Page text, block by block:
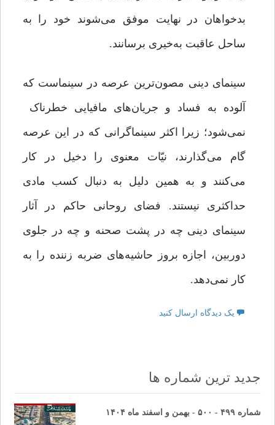
بدخواهان در نهایت موفق می‌شوند خود را به
ساحل عاقبت به‌خیری برسانند.
سینمای دینی مصون‌ترین عرصه در سینماست که
آلوده به فساد و جریان‌های مافیایی خطرناک
نمی‌شود؛ زیرا اکثر سینماگرانی که در این عرصه
گام می‌گذارند، نیّات معنوی را دخیل در کار
می‌کنند و به همین دلیل به دنبال کسب مادی
حداکثری نیستند. فضای روحانی حاکم در آثار
سینمای دینی چه در پشت صحنه و چه در جلوی
دوربین، اجازه بروز حاشیه‌های ضربه زننده را به
کار نمی‌دهد.
یک دیدگاه ارسال کنید
جدید ترین شماره ها
شماره ۴۹۹ - ۵۰۰ - بهمن و اسفند ماه ۱۴۰۴